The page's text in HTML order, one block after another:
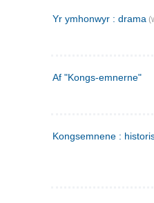
Yr ymhonwyr : drama
Af "Kongs-emnerne"
Kongsemnene :